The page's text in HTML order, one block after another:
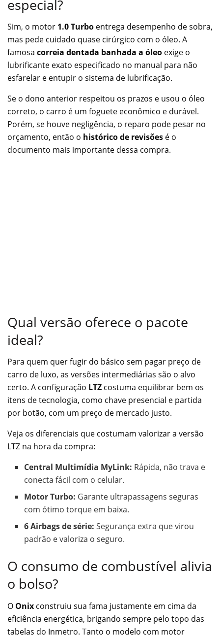
especial?
Sim, o motor 1.0 Turbo entrega desempenho de sobra,
mas pede cuidado quase cirúrgico com o óleo. A
famosa correia dentada banhada a óleo exige o
lubrificante exato especificado no manual para não
esfarelar e entupir o sistema de lubrificação.
Se o dono anterior respeitou os prazos e usou o óleo
correto, o carro é um foguete econômico e durável.
Porém, se houve negligência, o reparo pode pesar no
orçamento, então o histórico de revisões é o
documento mais importante dessa compra.
Qual versão oferece o pacote
ideal?
Para quem quer fugir do básico sem pagar preço de
carro de luxo, as versões intermediárias são o alvo
certo. A configuração LTZ costuma equilibrar bem os
itens de tecnologia, como chave presencial e partida
por botão, com um preço de mercado justo.
Veja os diferenciais que costumam valorizar a versão
LTZ na hora da compra:
Central Multimídia MyLink: Rápida, não trava e
conecta fácil com o celular.
Motor Turbo: Garante ultrapassagens seguras
com ótimo torque em baixa.
6 Airbags de série: Segurança extra que virou
padrão e valoriza o seguro.
O consumo de combustível alivia
o bolso?
O Onix construiu sua fama justamente em cima da
eficiência energética, brigando sempre pelo topo das
tabelas do Inmetro. Tanto o modelo com motor